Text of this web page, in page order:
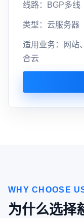
线路：BGP多线
类型：云服务器
适用业务：网站
合云
WHY CHOOSE
为什么选择